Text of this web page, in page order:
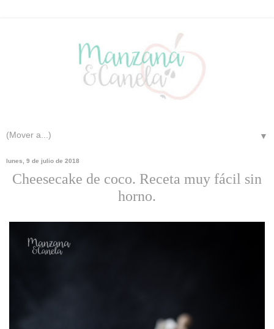
▼
lunes, 9 de julio de 2018
Cheesecake de coco. Receta muy fácil sin
horno.